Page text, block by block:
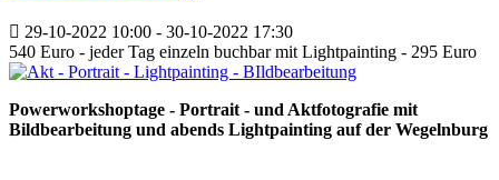
29-10-2022 10:00 - 30-10-2022 17:30
540 Euro - jeder Tag einzeln buchbar mit Lightpainting - 295 Euro
Powerworkshoptage - Portrait - und Aktfotografie mit
Bildbearbeitung und abends Lightpainting auf der Wegelnburg